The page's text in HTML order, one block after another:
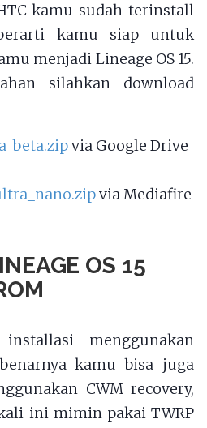
kamu sudah terinstall
kamu siap untuk
menjadi Lineage OS 15.
silahkan download
via Google Drive
via Mediafire
OS 15
installasi menggunakan
kamu bisa juga
CWM recovery,
ini mimin pakai TWRP